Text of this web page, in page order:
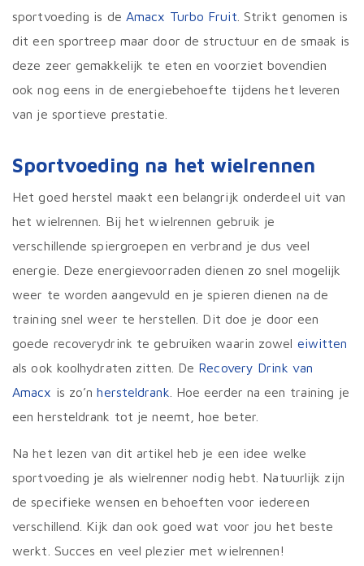
sportvoeding is de Amacx Turbo Fruit . Strikt genomen is
dit een sportreep maar door de structuur en de smaak is
deze zeer gemakkelijk te eten en voorziet bovendien
ook nog eens in de energiebehoefte tijdens het leveren
van je sportieve prestatie.
Sportvoeding na het wielrennen
Het goed herstel maakt een belangrijk onderdeel uit van
het wielrennen. Bij het wielrennen gebruik je
verschillende spiergroepen en verbrand je dus veel
energie. Deze energievoorraden dienen zo snel mogelijk
weer te worden aangevuld en je spieren dienen na de
training snel weer te herstellen. Dit doe je door een
goede recoverydrink te gebruiken waarin zowel eiwitten
als ook koolhydraten zitten. De Recovery Drink van
Amacx is zo’nhersteldrank . Hoe eerder na een training je
een hersteldrank tot je neemt, hoe beter.
Na het lezen van dit artikel heb je een idee welke
sportvoeding je als wielrenner nodig hebt. Natuurlijk zijn
de specifieke wensen en behoeften voor iedereen
verschillend. Kijk dan ook goed wat voor jou het beste
werkt. Succes en veel plezier met wielrennen!